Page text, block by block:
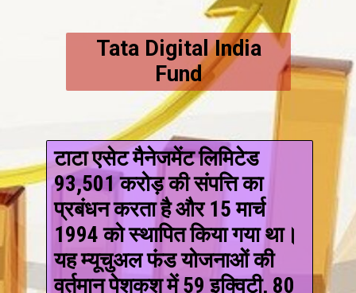
Tata Digital India
Fund
टाटा एसेट मैनेजमेंट लिमिटेड
93,501 करोड़ की संपत्ति का
प्रबंधन करता है और 15 मार्च
1994 को स्थापित किया गया था।
यह म्यूचुअल फंड योजनाओं की
वर्तमान पेशकश में 59 इक्विटी, 80